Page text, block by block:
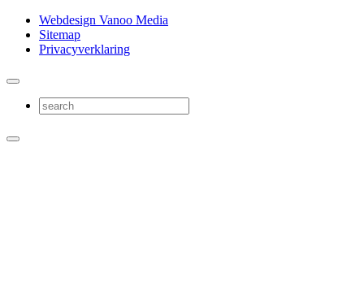
Webdesign Vanoo Media
Sitemap
Privacyverklaring